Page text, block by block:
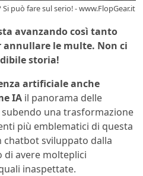
può fare sul serio! - www.FlopGear.it
avanzando così tanto
annullare le multe. Non ci
storia!
artificiale anche
IA il panorama delle
una trasformazione
più emblematici di questa
chatbot sviluppato dalla
di avere molteplici
inaspettate.